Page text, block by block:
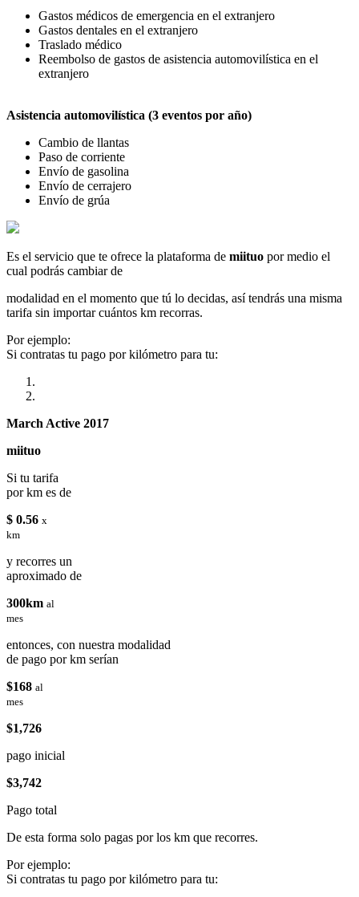
Gastos médicos de emergencia en el extranjero
Gastos dentales en el extranjero
Traslado médico
Reembolso de gastos de asistencia automovilística en el
extranjero
Asistencia automovilística (3 eventos por año)
Cambio de llantas
Paso de corriente
Envío de gasolina
Envío de cerrajero
Envío de grúa
Es el servicio que te ofrece la plataforma de miituo por medio el
cual podrás cambiar de
modalidad en el momento que tú lo decidas, así tendrás una misma
tarifa sin importar cuántos km recorras.
Por ejemplo:
Si contratas tu pago por kilómetro para tu:
March Active 2017
miituo
Si tu tarifa
por km es de
$ 0.56 x
km
y recorres un
aproximado de
300km al
mes
entonces, con nuestra modalidad
de pago por km serían
$168 al
mes
$1,726
pago inicial
$3,742
Pago total
De esta forma solo pagas por los km que recorres.
Por ejemplo:
Si contratas tu pago por kilómetro para tu: